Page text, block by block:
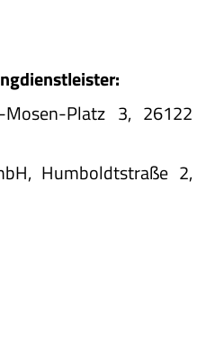
Mosen-Platz 3, 26122
Humboldtstraße 2,